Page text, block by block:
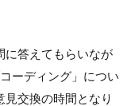
に答えてもらいなが
ーディング」につい
交換の時間となり